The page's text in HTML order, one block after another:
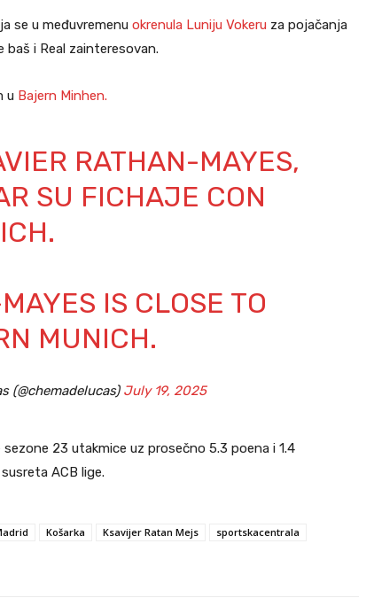
se u međuvremenu okrenula Luniju Vokeru za pojačanja
baš i Real zainteresovan.
u Bajern Minhen.
RATHAN-MAYES,
SU FICHAJE CON
IS CLOSE TO
MUNICH.
(@chemadelucas) July 19, 2025
23 utakmice uz prosečno 5.3 poena i 1.4
ACB lige.
Košarka Ksavijer Ratan Mejs
sportskacentrala